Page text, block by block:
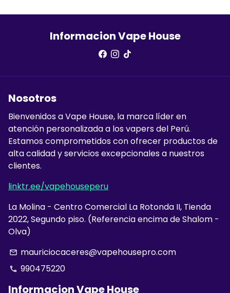
Informacion Vape House
Nosotros
Bienvenidos a Vape House, la marca líder en
atención personalizada a los vapers del Perú.
Estamos comprometidos con ofrecer productos de
alta calidad y servicios excepcionales a nuestros
clientes.
linktr.ee/vapehouseperu
La Molina - Centro Comercial La Rotonda II, Tienda
2022, Segundo piso. (Referencia encima de Shalom -
Olva)
email mauriciocaceres@vapehousepro.com
phone 990475220
Informacion Vape House